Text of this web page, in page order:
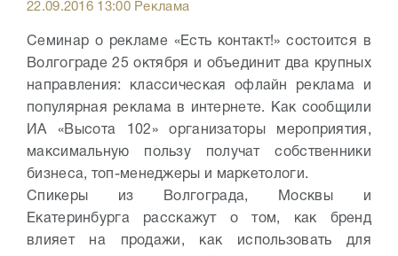
22.09.2016 13:00 Реклама
Семинар о рекламе «Есть контакт!» состоится в
Волгограде 25 октября и объединит два крупных
направления: классическая офлайн реклама и
популярная реклама в интернете. Как сообщили
ИА «Высота 102» организаторы мероприятия,
максимальную пользу получат собственники
бизнеса, топ-менеджеры и маркетологи.
Спикеры из Волгограда, Москвы и
Екатеринбурга расскажут о том, как бренд
влияет на продажи, как использовать для